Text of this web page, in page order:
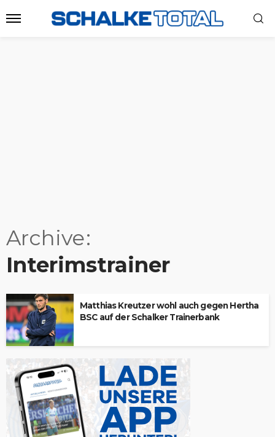
Archive
Interimstrainer
Matthias Kreutzer wohl auch gegen Hertha
BSC auf der Schalker Trainerbank